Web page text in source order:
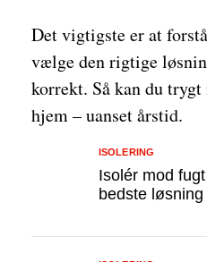
Det vigtigste er at
vælge den rigtige
korrekt. Så kan du
hjem – uanset årstid.
Isolér mod
bedste
ISOLERING